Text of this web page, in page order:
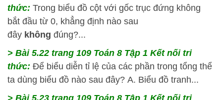
thức: Trong biểu đồ cột với gốc trục đứng không
bắt đầu từ 0, khẳng định nào sau
đây không đúng?...
> Bài 5.22 trang 109 Toán 8 Tập 1 Kết nối tri
thức: Để biểu diễn tỉ lệ của các phần trong tổng thể
ta dùng biểu đồ nào sau đây? A. Biểu đồ tranh...
> Bài 5.23 trang 109 Toán 8 Tập 1 Kết nối tri